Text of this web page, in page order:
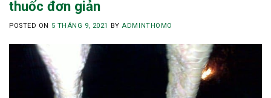
thuốc đơn giản
POSTED ON 5 THÁNG 9, 2021 BYADMINTHOMO